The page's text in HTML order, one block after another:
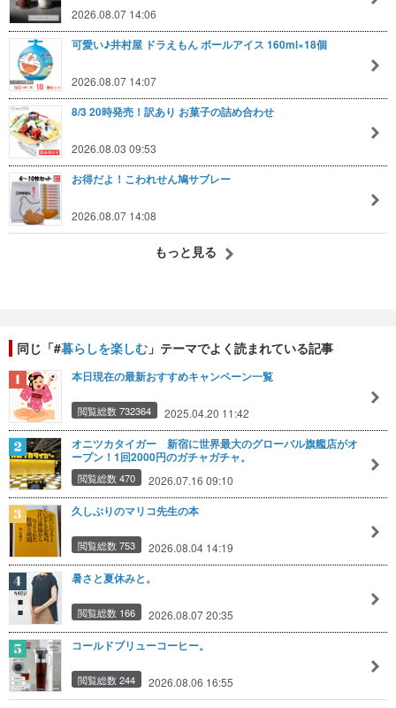
2026.08.07 14:06
可愛い♪井村屋 ドラえもん ボールアイス 160ml×18個
2026.08.07 14:07
8/3 20時発売！訳あり お菓子の詰め合わせ
2026.08.03 09:53
お得だよ！こわれせん鳩サブレー
2026.08.07 14:08
もっと見る
同じ「#暮らしを楽しむ 」テーマでよく読まれている記事
本日現在の最新おすすめキャンペーン一覧
閲覧総数 732364 2025.04.20 11:42
オニツカタイガー 新宿に世界最大のグローバル旗艦店がオ
ープン！1回2000円のガチャガチャ。
閲覧総数 470 2026.07.16 09:10
久しぶりのマリコ先生の本
閲覧総数 753 2026.08.04 14:19
暑さと夏休みと。
閲覧総数 166 2026.08.07 20:35
コールドブリューコーヒー。
閲覧総数 244 2026.08.06 16:55